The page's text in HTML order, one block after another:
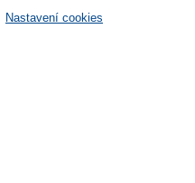
Nastavení cookies